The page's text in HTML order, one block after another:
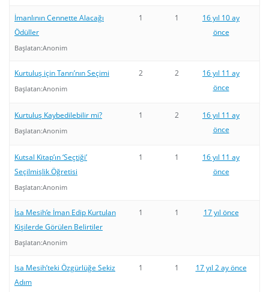
İmanlının Cennette Alacağı
Ödüller
Başlatan:Anonim
1 1
16 yıl 10 ay
önce
Kurtuluş için Tanrı’nın Seçimi
Başlatan:Anonim
2 2
16 yıl 11 ay
önce
Kurtuluş Kaybedilebilir mi?
Başlatan:Anonim
1 2
16 yıl 11 ay
önce
Kutsal Kitap’ın ‘Seçtiği’
Seçilmişlik Öğretisi
Başlatan:Anonim
1 1
16 yıl 11 ay
önce
İsa Mesih’e İman Edip Kurtulan
Kişilerde Görülen Belirtiler
Başlatan:Anonim
1 1 17 yıl önce
Isa Mesih’teki Özgürlüğe Sekiz
Adım
1 1 17 yıl 2 ay önce